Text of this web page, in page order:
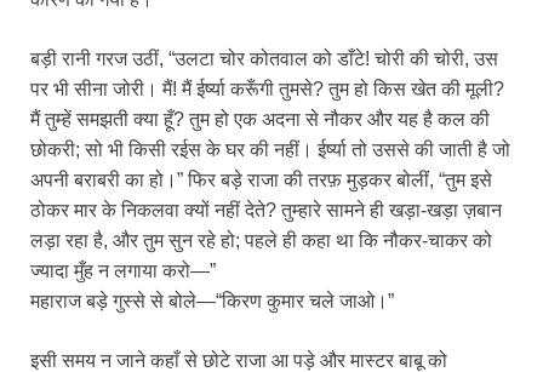
बड़ी रानी गरज उठीं, “उलटा चोर कोतवाल को डाँटे! चोरी की चोरी, उस
पर भी सीना जोरी। मैं! मैं ईर्ष्या करूँगी तुमसे? तुम हो किस खेत की मूली?
मैं तुम्हें समझती क्या हूँ? तुम हो एक अदना से नौकर और यह है कल की
छोकरी; सो भी किसी रईस के घर की नहीं। ईर्ष्या तो उससे की जाती है जो
अपनी बराबरी का हो।” फिर बड़े राजा की तरफ़ मुड़कर बोलीं, “तुम इसे
ठोकर मार के निकलवा क्यों नहीं देते? तुम्हारे सामने ही खड़ा-खड़ा ज़बान
लड़ा रहा है, और तुम सुन रहे हो; पहले ही कहा था कि नौकर-चाकर को
ज्यादा मुँह न लगाया करो—”
महाराज बड़े गुस्से से बोले—“किरण कुमार चले जाओ।”
इसी समय न जाने कहाँ से छोटे राजा आ पड़े और मास्टर बाबू को